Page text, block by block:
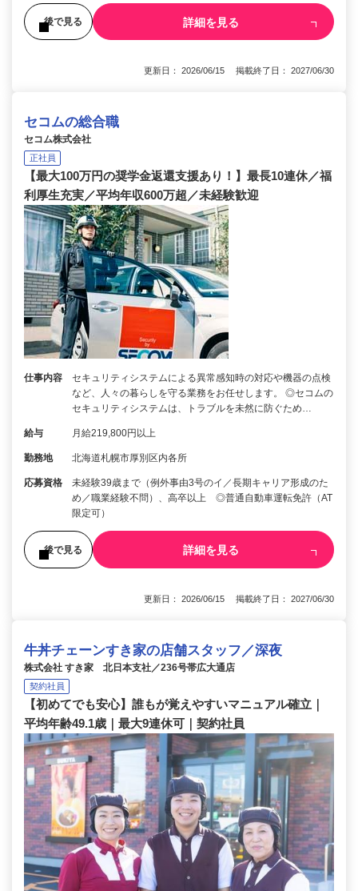
後で見る 詳細を見る
更新日： 2026/06/15 掲載終了日： 2027/06/30
セコムの総合職
セコム株式会社
正社員
【最大100万円の奨学金返還支援あり！】最長10連休／福
利厚生充実／平均年収600万超／未経験歓迎
仕事内容
セキュリティシステムによる異常感知時の対応や機器の点検
など、人々の暮らしを守る業務をお任せします。 ◎セコムの
セキュリティシステムは、トラブルを未然に防ぐため…
給与 月給219,800円以上
勤務地 北海道札幌市厚別区内各所
応募資格
未経験39歳まで（例外事由3号のイ／長期キャリア形成のた
め／職業経験不問）、高卒以上 ◎普通自動車運転免許（AT
限定可）
後で見る 詳細を見る
更新日： 2026/06/15 掲載終了日： 2027/06/30
牛丼チェーンすき家の店舗スタッフ／深夜
株式会社 すき家 北日本支社／236号帯広大通店
契約社員
【初めてでも安心】誰もが覚えやすいマニュアル確立｜
平均年齢49.1歳｜最大9連休可｜契約社員